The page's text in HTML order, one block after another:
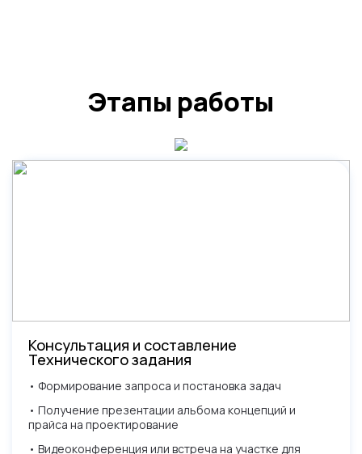
Этапы работы
Консультация и составление
Технического задания
• Формирование запроса и постановка задач
• Получение презентации альбома концепций и
прайса на проектирование
• Видеоконференция или встреча на участке для